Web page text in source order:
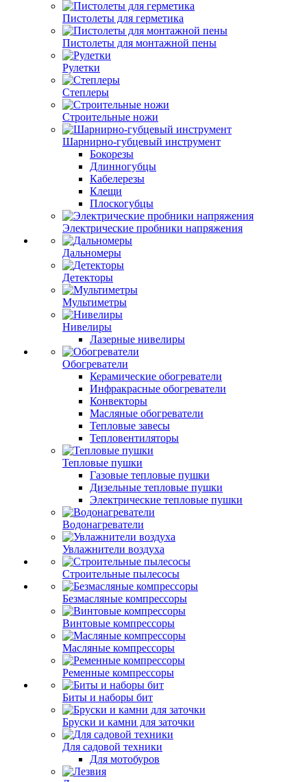
Пистолеты для герметика
Пистолеты для монтажной пены
Рулетки
Степлеры
Строительные ножи
Шарнирно-губцевый инструмент
Бокорезы
Длинногубцы
Кабелерезы
Клещи
Плоскогубцы
Электрические пробники напряжения
Дальномеры
Детекторы
Мультиметры
Нивелиры
Лазерные нивелиры
Обогреватели
Керамические обогреватели
Инфракрасные обогреватели
Конвекторы
Масляные обогреватели
Тепловые завесы
Тепловентиляторы
Тепловые пушки
Газовые тепловые пушки
Дизельные тепловые пушки
Электрические тепловые пушки
Водонагреватели
Увлажнители воздуха
Строительные пылесосы
Безмасляные компрессоры
Винтовые компрессоры
Масляные компрессоры
Ременные компрессоры
Биты и наборы бит
Бруски и камни для заточки
Для садовой техники
Для мотобуров